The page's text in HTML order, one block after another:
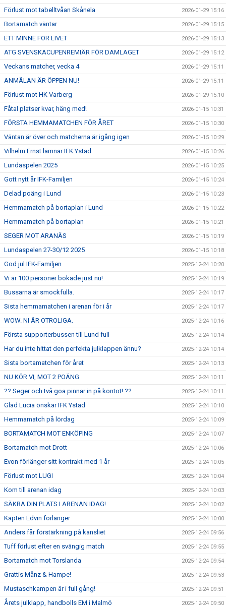
Förlust mot tabelltvåan Skånela 2026-01-29 15:16
Bortamatch väntar 2026-01-29 15:15
ETT MINNE FÖR LIVET 2026-01-29 15:13
ATG SVENSKACUPENREMIÄR FÖR DAMLAGET 2026-01-29 15:12
Veckans matcher, vecka 4 2026-01-29 15:11
ANMÄLAN ÄR ÖPPEN NU! 2026-01-29 15:11
Förlust mot HK Varberg 2026-01-29 15:10
Fåtal platser kvar, häng med! 2026-01-15 10:31
FÖRSTA HEMMAMATCHEN FÖR ÅRET 2026-01-15 10:30
Väntan är över och matcherna är igång igen 2026-01-15 10:29
Vilhelm Ernst lämnar IFK Ystad 2026-01-15 10:26
Lundaspelen 2025 2026-01-15 10:25
Gott nytt år IFK-Familjen 2026-01-15 10:24
Delad poäng i Lund 2026-01-15 10:23
Hemmamatch på bortaplan i Lund 2026-01-15 10:22
Hemmamatch på bortaplan 2026-01-15 10:21
SEGER MOT ARANÄS 2026-01-15 10:19
Lundaspelen 27-30/12 2025 2026-01-15 10:18
God jul IFK-Familjen 2025-12-24 10:20
Vi är 100 personer bokade just nu! 2025-12-24 10:19
Bussarna är smockfulla. 2025-12-24 10:17
Sista hemmamatchen i arenan för i år 2025-12-24 10:17
WOW. NI ÄR OTROLIGA. 2025-12-24 10:16
Första supporterbussen till Lund full 2025-12-24 10:14
Har du inte hittat den perfekta julklappen ännu? 2025-12-24 10:14
Sista bortamatchen för året 2025-12-24 10:13
NU KÖR VI, MOT 2 POÄNG 2025-12-24 10:11
?? Seger och två goa pinnar in på kontot! ?? 2025-12-24 10:11
Glad Lucia önskar IFK Ystad 2025-12-24 10:10
Hemmamatch på lördag 2025-12-24 10:09
BORTAMATCH MOT ENKÖPING 2025-12-24 10:07
Bortamatch mot Drott 2025-12-24 10:06
Evon förlänger sitt kontrakt med 1 år 2025-12-24 10:05
Förlust mot LUGI 2025-12-24 10:04
Kom till arenan idag 2025-12-24 10:03
SÄKRA DIN PLATS I ARENAN IDAG! 2025-12-24 10:02
Kapten Edvin förlänger 2025-12-24 10:00
Anders får förstärkning på kansliet 2025-12-24 09:56
Tuff förlust efter en svängig match 2025-12-24 09:55
Bortamatch mot Torslanda 2025-12-24 09:54
Grattis Månz & Hampe! 2025-12-24 09:53
Mustaschkampen är i full gång! 2025-12-24 09:51
Årets julklapp, handbolls EM i Malmö 2025-12-24 09:50